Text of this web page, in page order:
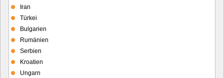
Iran
Türkei
Bulgarien
Rumänien
Serbien
Kroatien
Ungarn